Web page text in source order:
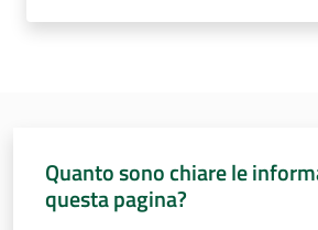
Argomenti
Per i media
Quanto sono chiare le
questa pagina?